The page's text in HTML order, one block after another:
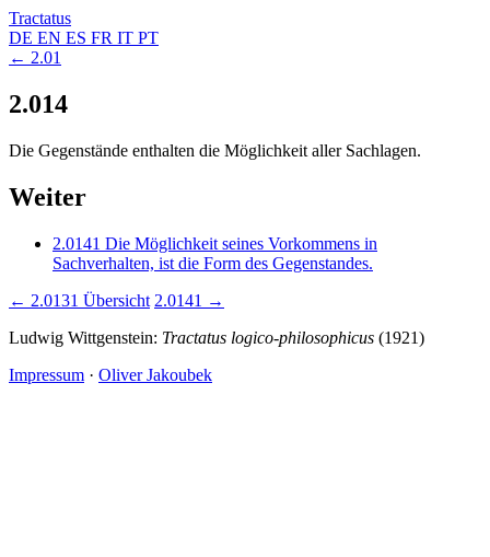
Tractatus
DE EN ES FR IT PT
← 2.01
2.014
Die Gegenstände enthalten die Möglichkeit aller Sachlagen.
Weiter
2.0141 Die Möglichkeit seines Vorkommens in
Sachverhalten, ist die Form des Gegenstandes.
← 2.0131 Übersicht 2.0141 →
Ludwig Wittgenstein: Tractatus logico-philosophicus (1921)
Impressum · Oliver Jakoubek